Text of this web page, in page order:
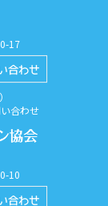
17
合わせ
10